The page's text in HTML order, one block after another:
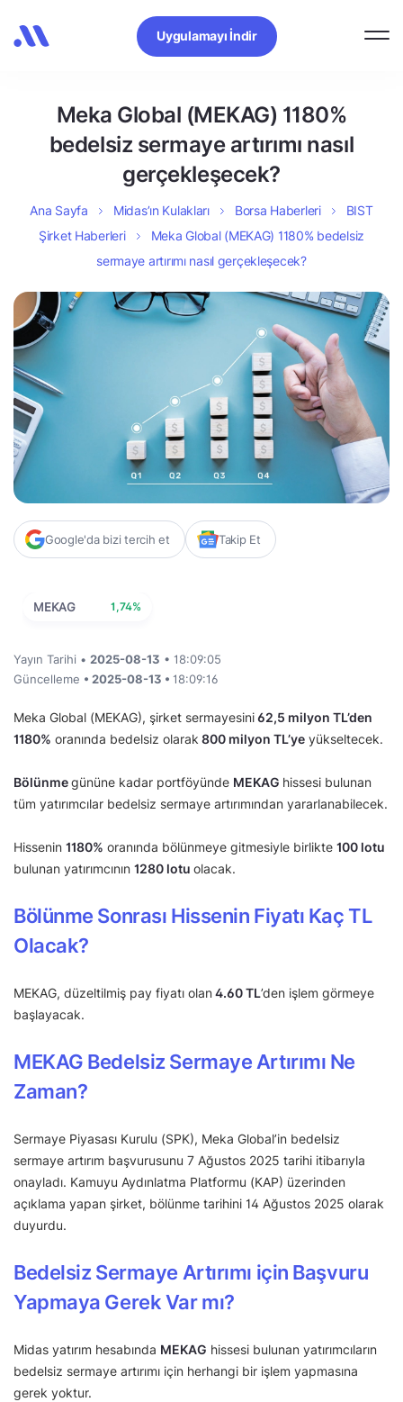
Uygulamayı İndir
Meka Global (MEKAG) 1180%
bedelsiz sermaye artırımı nasıl
gerçekleşecek?
Ana Sayfa Midas’ın Kulakları Borsa Haberleri
BIST
Şirket Haberleri
Meka Global (MEKAG) 1180% bedelsiz
sermaye artırımı nasıl gerçekleşecek?
Google'da bizi tercih et Takip Et
MEKAG 1,74%
Yayın Tarihi • 2025-08-13 • 18:09:05
Güncelleme • 2025-08-13 • 18:09:16
Meka Global (MEKAG), şirket sermayesini62,5 milyon TL’den
1180% oranında bedelsiz olarak 800 milyon TL’ye yükseltecek.
Bölünmegününe kadar portföyünde MEKAG hissesi bulunan
tüm yatırımcılar bedelsiz sermaye artırımından yararlanabilecek.
Hissenin 1180% oranında bölünmeye gitmesiyle birlikte 100 lotu
bulunan yatırımcının 1280 lotu olacak.
Bölünme Sonrası Hissenin Fiyatı Kaç TL
Olacak?
MEKAG, düzeltilmiş pay fiyatı olan4.60 TL’den işlem görmeye
başlayacak.
MEKAG Bedelsiz Sermaye Artırımı Ne
Zaman?
Sermaye Piyasası Kurulu (SPK), Meka Global’in bedelsiz
sermaye artırım başvurusunu 7 Ağustos 2025 tarihi itibarıyla
onayladı. Kamuyu Aydınlatma Platformu (KAP) üzerinden
açıklama yapan şirket, bölünme tarihini 14 Ağustos 2025 olarak
duyurdu.
Bedelsiz Sermaye Artırımı için Başvuru
Yapmaya Gerek Var mı?
Midas yatırım hesabında MEKAG hissesi bulunan yatırımcıların
bedelsiz sermaye artırımı için herhangi bir işlem yapmasına
gerek yoktur.